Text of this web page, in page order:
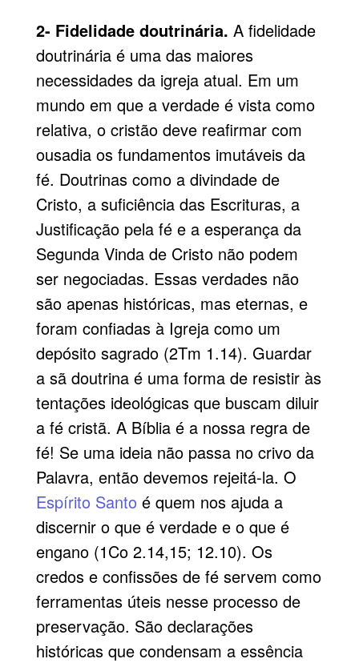
2- Fidelidade doutrinária. A fidelidade
doutrinária é uma das maiores
necessidades da igreja atual. Em um
mundo em que a verdade é vista como
relativa, o cristão deve reafirmar com
ousadia os fundamentos imutáveis da
fé. Doutrinas como a divindade de
Cristo, a suficiência das Escrituras, a
Justificação pela fé e a esperança da
Segunda Vinda de Cristo não podem
ser negociadas. Essas verdades não
são apenas históricas, mas eternas, e
foram confiadas à Igreja como um
depósito sagrado (2Tm 1.14). Guardar
a sã doutrina é uma forma de resistir às
tentações ideológicas que buscam diluir
a fé cristã. A Bíblia é a nossa regra de
fé! Se uma ideia não passa no crivo da
Palavra, então devemos rejeitá-la. O
Espírito Santo é quem nos ajuda a
discernir o que é verdade e o que é
engano (1Co 2.14,15; 12.10). Os
credos e confissões de fé servem como
ferramentas úteis nesse processo de
preservação. São declarações
históricas que condensam a essência